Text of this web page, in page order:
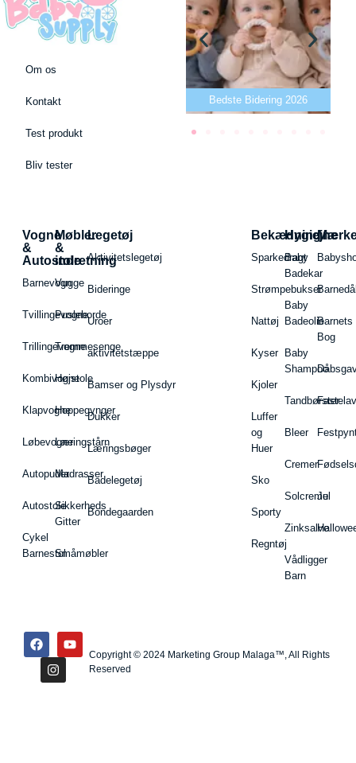
Om os
Kontakt
Test produkt
Bliv tester
Bedste puslepude 2026 Bedste Bidering 2026
Vogne
&
Autostole
Barnevogn
Tvillingevogne
Trillingevogne
Kombivogne
Klapvogne
Løbevogne
Autopuder
Autostole
Cykel
Barnestol
Møbler
&
indretning
Vugge
Pusleborde
Tremmesenge
Højstole
Hoppegynger
Læringstårn
Madrasser
Sikkerheds
Gitter
Småmøbler
Legetøj
Aktivitetslegetøj
Bideringe
Uroer
aktivitetstæppe
Bamser og Plysdyr
Dukker
Læringsbøger
Badelegetøj
Bondegaarden
Bekædning
Sparkedragt
Strømpebukser
Nattøj
Kyser
Kjoler
Luffer
og
Huer
Sko
Sporty
Regntøj
Hygiejne
Baby
Badekar
Baby
Badeolie
Baby
Shampoo
Tandbørster
Bleer
Cremer
Solcreme
Zinksalve
Vådligger
Barn
Barnets
Bog
Jul
Copyright © 2024 Marketing Group Malaga™, All Rights
Reserved